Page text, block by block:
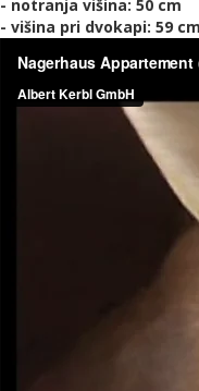
- notranja višina: 50 cm
- višina pri dvokapi: 59 cm